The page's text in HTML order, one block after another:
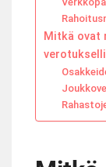
Mitkä ovat